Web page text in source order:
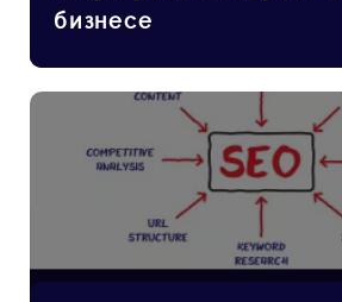
бизнесе